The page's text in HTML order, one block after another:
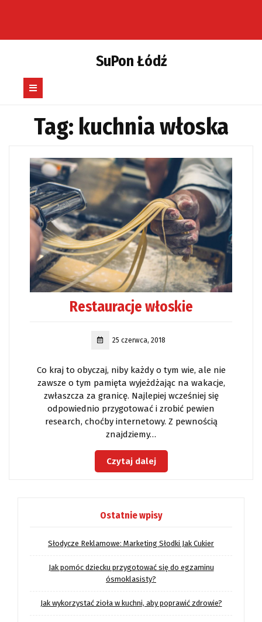
SuPon Łódź
Button
Tag: kuchnia włoska
Restauracje włoskie
25 czerwca, 2018
Co kraj to obyczaj, niby każdy o tym wie, ale nie
zawsze o tym pamięta wyjeżdżając na wakacje,
zwłaszcza za granicę. Najlepiej wcześniej się
odpowiednio przygotować i zrobić pewien
research, choćby internetowy. Z pewnością
znajdziemy…
Czytaj dalej
Ostatnie wpisy
Słodycze Reklamowe: Marketing Słodki Jak Cukier
Jak pomóc dziecku przygotować się do egzaminu
ósmoklasisty?
Jak wykorzystać zioła w kuchni, aby poprawić zdrowie?